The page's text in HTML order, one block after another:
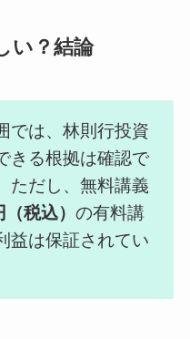
い？結論
では、林則行投資
きる根拠は確認で
ただし、無料講義
税込） の有料講
益は保証されてい